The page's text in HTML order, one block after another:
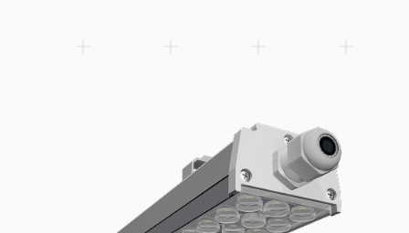
ATEX-certifierade explosionssäkra och korrosionsbeständiga